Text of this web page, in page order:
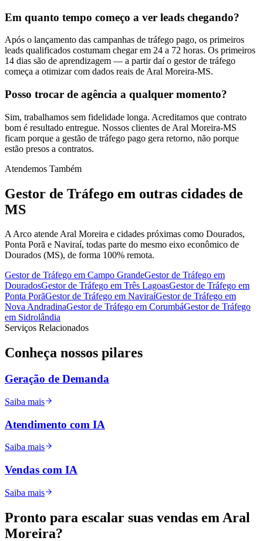
Em quanto tempo começo a ver leads chegando?
Após o lançamento das campanhas de tráfego pago, os primeiros
leads qualificados costumam chegar em 24 a 72 horas. Os primeiros
14 dias são de aprendizagem — a partir daí o gestor de tráfego
começa a otimizar com dados reais de Aral Moreira-MS.
Posso trocar de agência a qualquer momento?
Sim, trabalhamos sem fidelidade longa. Acreditamos que contrato
bom é resultado entregue. Nossos clientes de Aral Moreira-MS
ficam porque a gestão de tráfego pago gera retorno, não porque
estão presos a contratos.
Atendemos Também
Gestor de Tráfego em outras cidades de
MS
A Arco atende Aral Moreira e cidades próximas como Dourados,
Ponta Porã e Naviraí, todas parte do mesmo eixo econômico de
Dourados (MS), de forma 100% remota.
Gestor de Tráfego em Campo GrandeGestor de Tráfego em
DouradosGestor de Tráfego em Três LagoasGestor de Tráfego em
Ponta PorãGestor de Tráfego em NaviraíGestor de Tráfego em
Nova AndradinaGestor de Tráfego em CorumbáGestor de Tráfego
em Sidrolândia
Serviços Relacionados
Conheça nossos pilares
Geração de Demanda
Saiba mais
Atendimento com IA
Saiba mais
Vendas com IA
Saiba mais
Pronto para escalar suas vendas em Aral
Moreira?